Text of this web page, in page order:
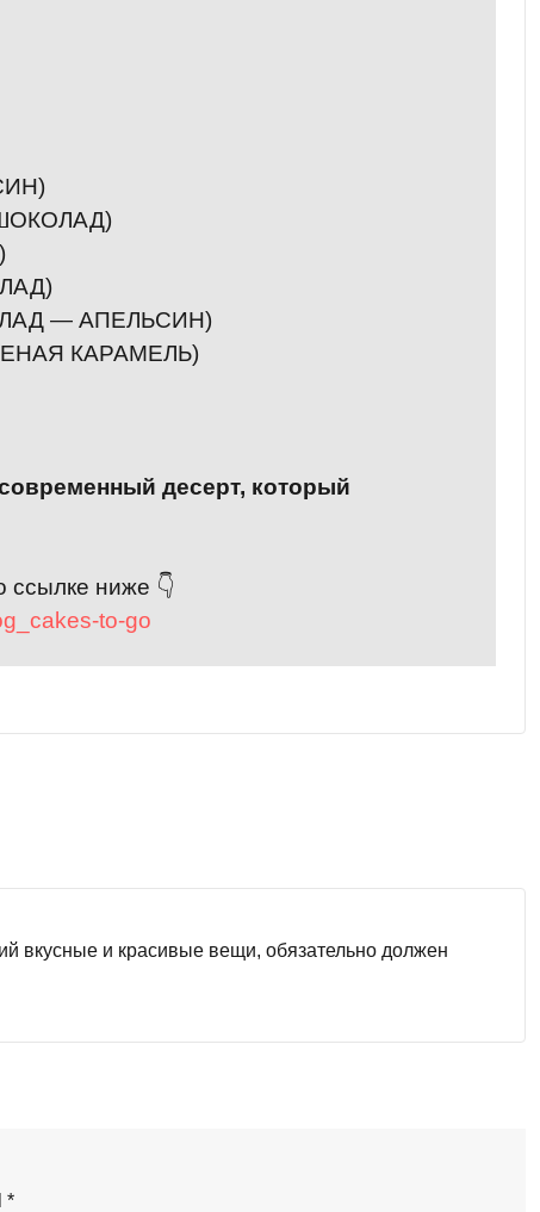
— АПЕЛЬСИН)
КАРАМЕЛЬ)
десерт, который
ссылке ниже 👇
to-go
и красивые вещи, обязательно должен
*